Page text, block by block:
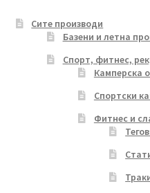
Сите производи
Базени и летна
Спорт, фитнес,
Камперска
Спортски
Фитнес и